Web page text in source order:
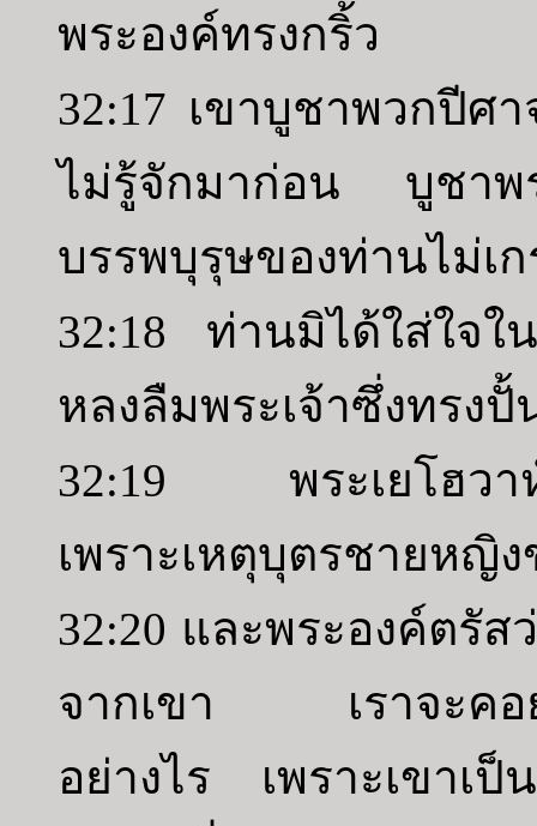
พระองค์ทรงกริ้ว
32:17 เขาบูชาพวกปีศ
ไม่รู้จักมาก่อน บูชาพ
บรรพบุรุษของท่านไม่เก
32:18 ท่านมิได้ใส่ใจ
หลงลืมพระเจ้าซึ่งทรง
32:19 พระเยโฮวาห์
เพราะเหตุบุตรชายหญิ
32:20 และพระองค์ตรัส
จากเขา เราจะคอย
อย่างไร เพราะเขาเ